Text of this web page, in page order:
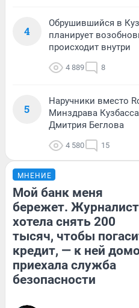
4
Обрушившийся в
планирует
происходит внутри
4 889 8
5
Наручники вместо
Минздрава
Дмитрия Беглова
4 580 15
МНЕНИЕ
Мой банк меня
бережет. Журналист
хотела снять 200
тысяч, чтобы
кредит, — к ней
приехала служба
безопасности